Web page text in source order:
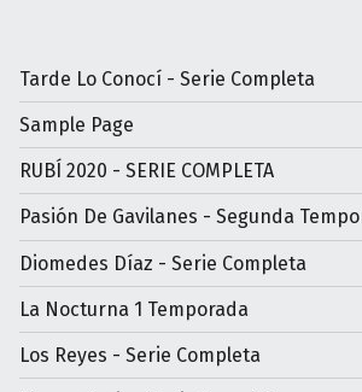
Tarde Lo Conocí - Serie Completa
Sample Page
RUBÍ 2020 - SERIE COMPLETA
Pasión De Gavilanes - Segunda
Diomedes Díaz - Serie Completa
La Nocturna 1 Temporada
Los Reyes - Serie Completa